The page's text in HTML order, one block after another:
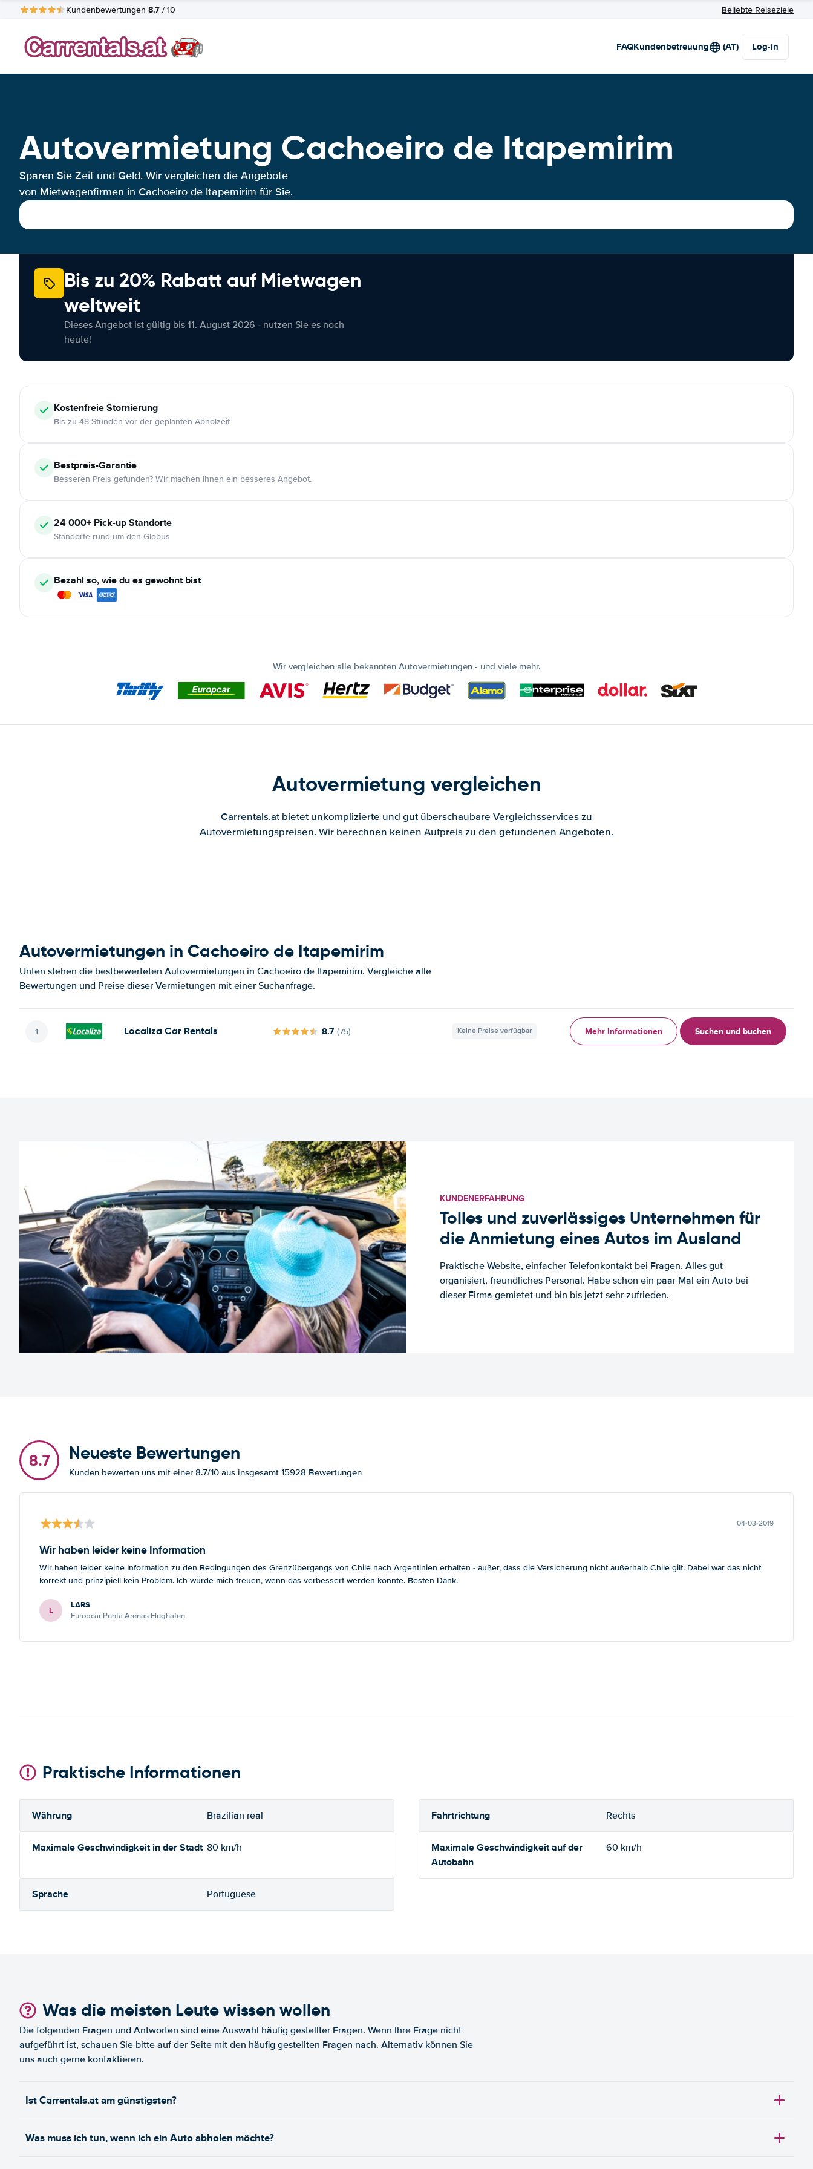
Kundenbewertungen 8.7 / 10 Beliebte Reiseziele
FAQKundenbetreuung (AT) Log-in
Autovermietung Cachoeiro de Itapemirim
Sparen Sie Zeit und Geld. Wir vergleichen die Angebote
von Mietwagenfirmen in Cachoeiro de Itapemirim für Sie.
Bis zu 20% Rabatt auf Mietwagen
weltweit
Dieses Angebot ist gültig bis 11. August 2026 - nutzen Sie es noch
heute!
KostenfreieStornierung
Bis zu 48 Stunden vor der geplanten Abholzeit
Bestpreis-Garantie
Besseren Preis gefunden? Wir machen Ihnen ein besseres Angebot.
24 000+ Pick-up Standorte
Standorte rund um den Globus
Bezahl so, wie du es gewohnt bist
Wir vergleichen alle bekannten Autovermietungen - und viele mehr.
Autovermietung vergleichen
Carrentals.at bietet unkomplizierte und gut überschaubare Vergleichsservices zu
Autovermietungspreisen. Wir berechnen keinen Aufpreis zu den gefundenen Angeboten.
Autovermietungen in Cachoeiro de Itapemirim
Unten stehen die bestbewerteten Autovermietungen in Cachoeiro de Itapemirim. Vergleiche alle
Bewertungen und Preise dieser Vermietungen mit einer Suchanfrage.
Localiza Car Rentals 8.7 (75) Keine Preise verfügbar Mehr Informationen Suchen und buchen
KUNDENERFAHRUNG
Tolles und zuverlässiges Unternehmen für
die Anmietung eines Autos im Ausland
Praktische Website, einfacher Telefonkontakt bei Fragen. Alles gut
organisiert, freundliches Personal. Habe schon ein paar Mal ein Auto bei
dieser Firma gemietet und bin bis jetzt sehr zufrieden.
8.7 Neueste Bewertungen
Kunden bewerten uns mit einer 8.7/10 aus insgesamt 15928 Bewertungen
04-03-2019
Wir haben leider keine Information
Wir haben leider keine Information zu den Bedingungen des Grenzübergangs von Chile nach Argentinien erhalten - außer, dass die Versicherung nicht außerhalb Chile gilt. Dabei war das nicht
korrekt und prinzipiell kein Problem. Ich würde mich freuen, wenn das verbessert werden könnte. Besten Dank.
L LARS
Europcar Punta Arenas Flughafen
Praktische Informationen
Währung Brazilian real Fahrtrichtung Rechts
Maximale Geschwindigkeit in der Stadt 80 km/h
Maximale Geschwindigkeit auf der
Autobahn
60 km/h
Sprache Portuguese
Was die meisten Leute wissen wollen
Die folgenden Fragen und Antworten sind eine Auswahl häufig gestellter Fragen. Wenn Ihre Frage nicht
aufgeführt ist, schauen Sie bitte auf der Seite mit den häufig gestellten Fragen nach. Alternativ können Sie
uns auch gerne kontaktieren.
Ist Carrentals.at am günstigsten?
Was muss ich tun, wenn ich ein Auto abholen möchte?